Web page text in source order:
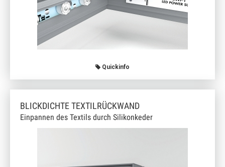
Quickinfo
BLICKDICHTE TEXTILRÜCKWAND
Einpannen des Textils durch Silikonkeder